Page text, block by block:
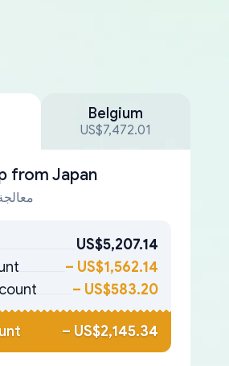
Belgium
US$7,472.01
from Japan
معالجة
US$5,207.14
– US$1,562.14
– US$583.20
– US$2,145.34